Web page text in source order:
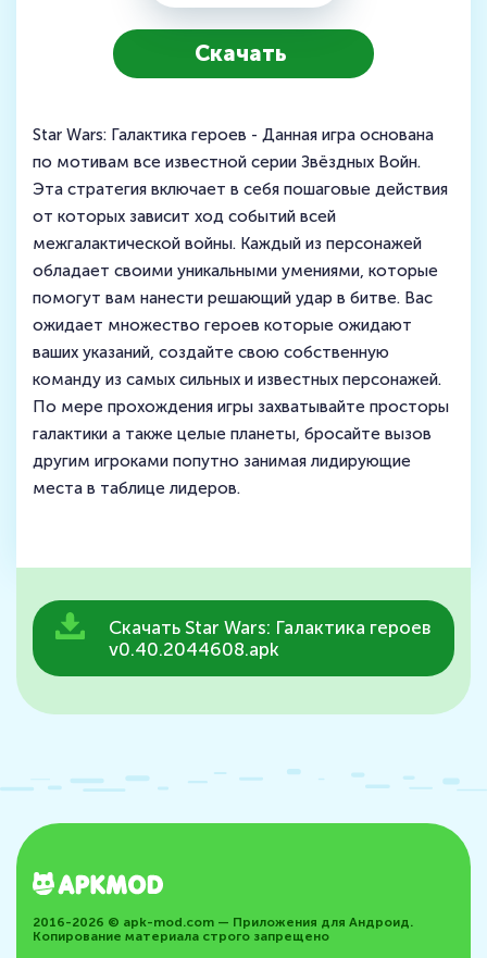
Скачать
Star Wars: Галактика героев - Данная игра основана
по мотивам все известной серии Звёздных Войн.
Эта стратегия включает в себя пошаговые действия
от которых зависит ход событий всей
межгалактической войны. Каждый из персонажей
обладает своими уникальными умениями, которые
помогут вам нанести решающий удар в битве. Вас
ожидает множество героев которые ожидают
ваших указаний, создайте свою собственную
команду из самых сильных и известных персонажей.
По мере прохождения игры захватывайте просторы
галактики а также целые планеты, бросайте вызов
другим игроками попутно занимая лидирующие
места в таблице лидеров.
Скачать Star Wars: Галактика героев
v0.40.2044608.apk
2016-2026 © apk-mod.com — Приложения для Андроид.
Копирование материала строго запрещено